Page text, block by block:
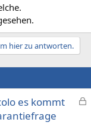
hier zu antworten.
es kommt